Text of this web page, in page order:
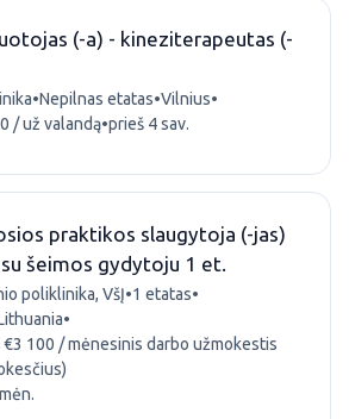
(-a) - kineziterapeutas (-
•Nepilnas etatas•Vilnius•
/ už valandą•prieš 4 sav.
praktikos slaugytoja (-jas)
šeimos gydytoju 1 et.
poliklinika, VšĮ•1 etatas•
•
€3 100 / mėnesinis darbo užmokestis